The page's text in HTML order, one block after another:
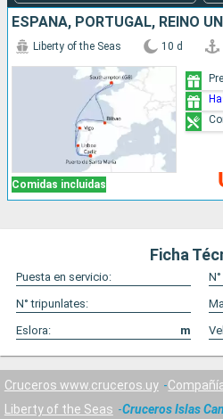
ESPAÑA, PORTUGAL, REINO
Comidas incluidas
Liberty of the Seas 10 d
Ficha
Puesta en servicio:
N° tripunlates:
Eslora:
m
Cruceros www.cruceros.uy
Liberty of the Seas
Cruceros Islas